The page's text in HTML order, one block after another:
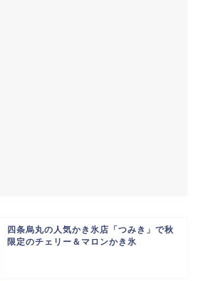
四条烏丸の人気かき氷店「つみき」で秋
限定のチェリー＆マロンかき氷